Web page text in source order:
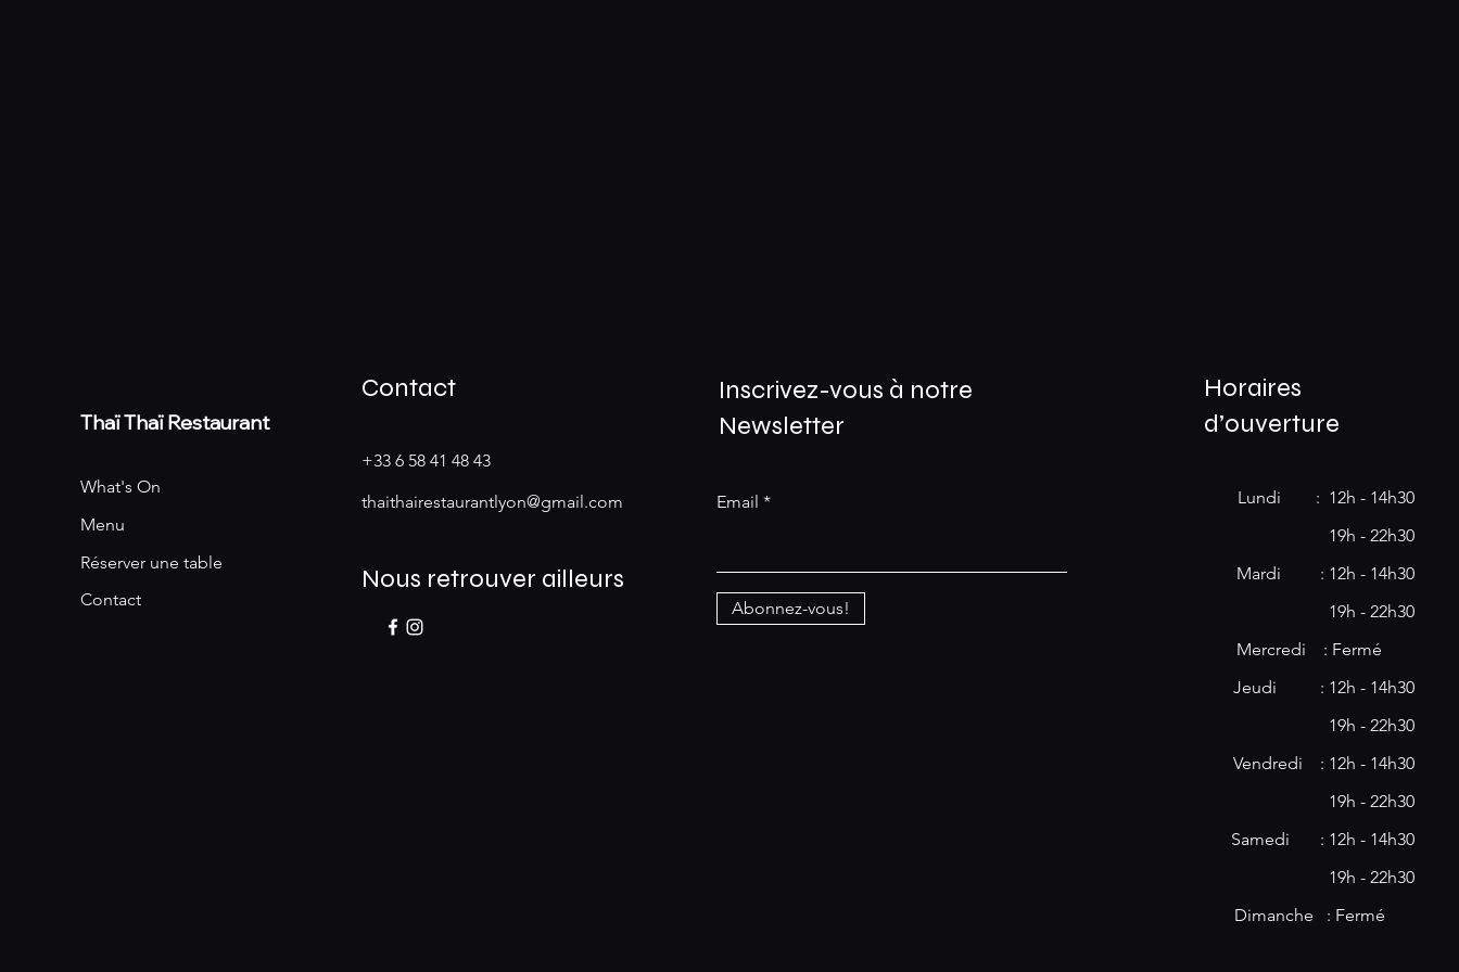
ThaïThaï Restaurant
What's On
Menu
Réserver une table
Contact
Contact
+33 6 58 41 48 43
thaithairestaurantlyon@gmail.com
Nous retrouver ailleurs
Inscrivez-vous à notre
Newsletter
Email
Abonnez-vous!
Horaires
d’ouverture
Lundi : 12h - 14h30
19h - 22h30
Mardi : 12h - 14h30
19h - 22h30
​​Mercredi : Fermé
Jeudi : 12h - 14h30
19h - 22h30
Vendredi : 12h - 14h30
19h - 22h30
Samedi : 12h - 14h30
19h - 22h30
Dimanche : Fermé